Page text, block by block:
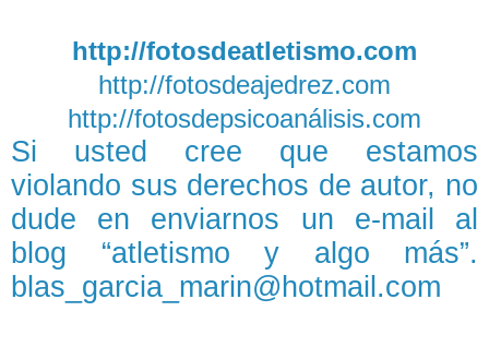
http://fotosdeatletismo.com
http://fotosdeajedrez.com
http://fotosdepsicoanálisis.com
Si usted cree que estamos
violando sus derechos de autor, no
dude en enviarnos un e-mail al
blog “atletismo y algo más”.
blas_garcia_marin@hotmail.com